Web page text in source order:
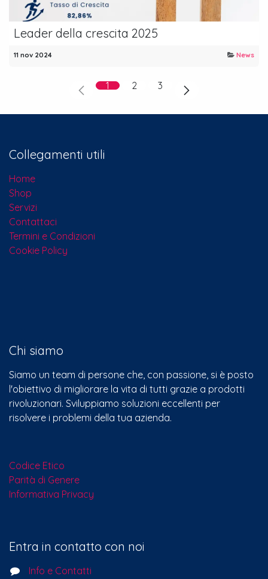
Leader della crescita 2025
11 nov 2024 News
1 2 3
Collegamenti utili
Home
Shop
Servizi
Contattaci​
Termini e Condizioni
Cookie Policy
Chi siamo
Siamo un team di persone che, con passione, si è posto
l'obiettivo di migliorare la vita di tutti grazie a prodotti
rivoluzionari. Sviluppiamo soluzioni eccellenti per
risolvere i problemi della tua azienda.
Codice Etico
Parità di Genere
Informativa Privacy
Entra in contatto con noi
Info e Contatti